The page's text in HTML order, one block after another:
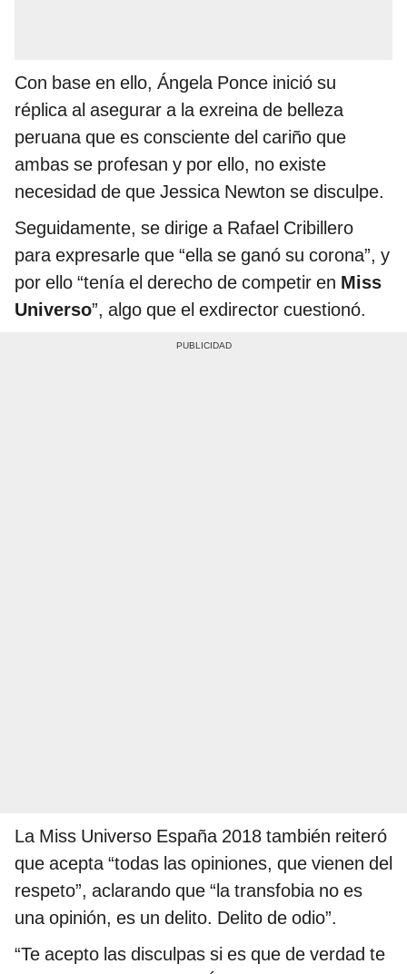
Con base en ello, Ángela Ponce inició su
réplica al asegurar a la exreina de belleza
peruana que es consciente del cariño que
ambas se profesan y por ello, no existe
necesidad de que Jessica Newton se disculpe.
Seguidamente, se dirige a Rafael Cribillero
para expresarle que “ella se ganó su corona”, y
por ello “tenía el derecho de competir en Miss
Universo”, algo que el exdirector cuestionó.
La Miss Universo España 2018 también reiteró
que acepta “todas las opiniones, que vienen del
respeto”, aclarando que “la transfobia no es
una opinión, es un delito. Delito de odio”.
“Te acepto las disculpas si es que de verdad te